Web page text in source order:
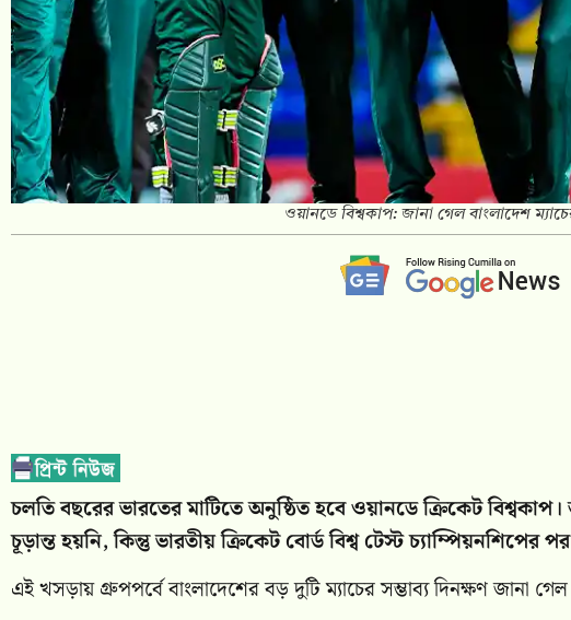
ওয়ানডে বিশ্বকাপ: জানা গেল বাংলাদেশ
চলতি বছরের ভারতের মাটিতে অনুষ্ঠিত হবে ওয়ানডে ক্রিকেট
চূড়ান্ত হয়নি, কিন্তু ভারতীয় ক্রিকেট বোর্ড বিশ্ব টেস্ট
এই খসড়ায় গ্রুপপর্বে বাংলাদেশের বড় দুটি ম্যাচের সম্ভাব্য দিনক্ষণ জানা